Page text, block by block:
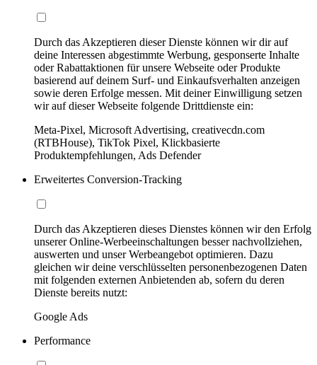
Durch das Akzeptieren dieser Dienste können wir dir auf
deine Interessen abgestimmte Werbung, gesponserte Inhalte
oder Rabattaktionen für unsere Webseite oder Produkte
basierend auf deinem Surf- und Einkaufsverhalten anzeigen
sowie deren Erfolge messen. Mit deiner Einwilligung setzen
wir auf dieser Webseite folgende Drittdienste ein:
Meta-Pixel, Microsoft Advertising, creativecdn.com
(RTBHouse), TikTok Pixel, Klickbasierte
Produktempfehlungen, Ads Defender
Erweitertes Conversion-Tracking
Durch das Akzeptieren dieses Dienstes können wir den Erfolg
unserer Online-Werbeeinschaltungen besser nachvollziehen,
auswerten und unser Werbeangebot optimieren. Dazu
gleichen wir deine verschlüsselten personenbezogenen Daten
mit folgenden externen Anbietenden ab, sofern du deren
Dienste bereits nutzt:
Google Ads
Performance